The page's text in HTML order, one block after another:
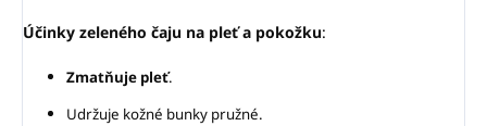
Účinky zeleného čaju na pleť a pokožku:
Zmatňuje pleť.
Udržuje kožné bunky pružné.